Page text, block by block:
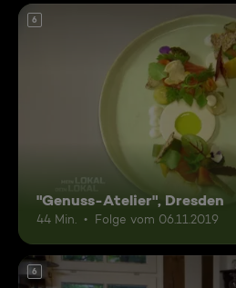
6
"Genuss-Atelier", Dresden
44 Min. Folge vom 06.11.2019
6